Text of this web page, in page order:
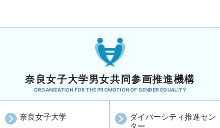
奈良女子大学男女共同参画推進機構
ORGANIZATION FOR THE PROMOTION OF GENDER EQUALITY
奈良女子大学
ダイバーシティ推進セン
ター